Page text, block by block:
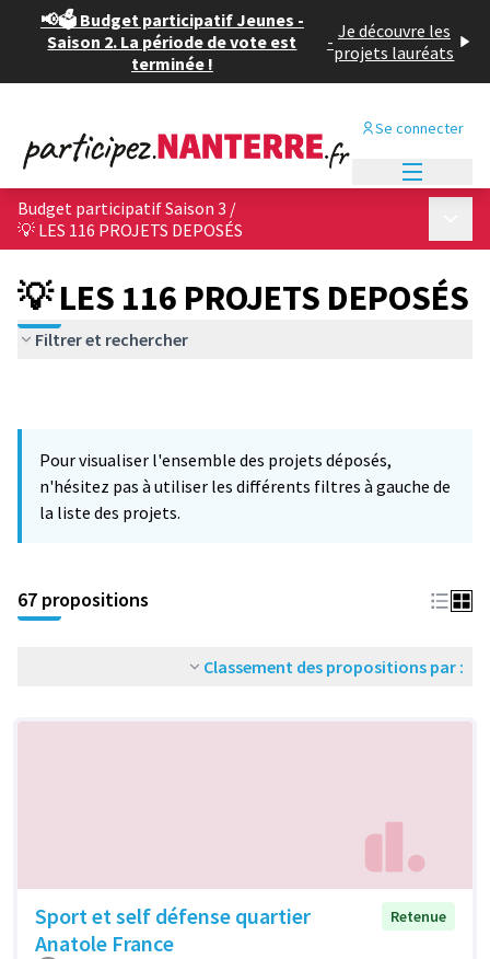
📢🗳️ Budget participatif Jeunes -
Saison 2. La période de vote est
terminée !
- Je découvre les
projets lauréats
Se connecter
Budget participatif Saison 3 /
💡 LES 116 PROJETS DEPOSÉS
💡 LES 116 PROJETS DEPOSÉS
Filtrer et rechercher
Pour visualiser l'ensemble des projets déposés,
n'hésitez pas à utiliser les différents filtres à gauche de
la liste des projets.
67 propositions
Classement des propositions par :
Sport et self défense quartier
Anatole France
Retenue